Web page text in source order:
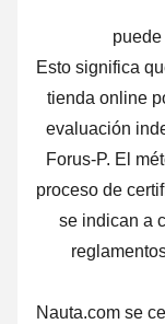
Esto significa
tienda online
evaluación
Forus-P. El
proceso de
se indican a
Nauta.com se